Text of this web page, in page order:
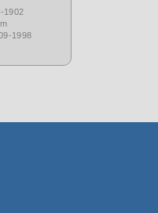
1902
1998